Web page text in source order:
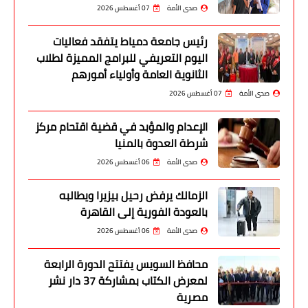
صدى الأمة 07 أغسطس 2026
رئيس جامعة دمياط يتفقد فعاليات
اليوم التعريفي للبرامج المميزة لطلاب
الثانوية العامة وأولياء أمورهم
صدى الأمة 07 أغسطس 2026
الإعدام والمؤبد في قضية اقتحام مركز
شرطة العدوة بالمنيا
صدى الأمة 06 أغسطس 2026
الزمالك يرفض رحيل بيزيرا ويطالبه
بالعودة الفورية إلى القاهرة
صدى الأمة 06 أغسطس 2026
محافظ السويس يفتتح الدورة الرابعة
لمعرض الكتاب بمشاركة 37 دار نشر
مصرية